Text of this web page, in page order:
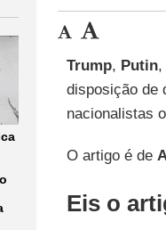
Trump, Putin,
disposição de
nacionalistas
O artigo é de
Eis o